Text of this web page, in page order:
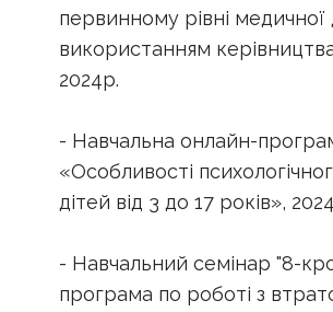
первинному рівні медичної
використанням
2024р.
- Навчальна онлайн-
«Особливості
дітей від 3 до 17 років»,
- Навчальний семінар "8-
програма по роботі з